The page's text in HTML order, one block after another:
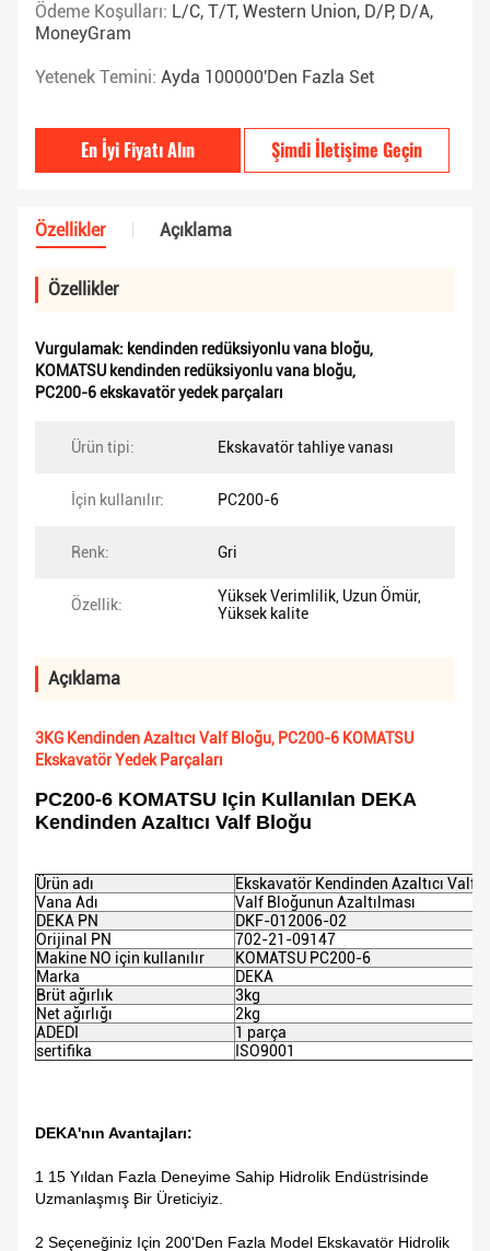
Ödeme Koşulları: L/C, T/T, Western Union, D/P, D/A,
MoneyGram
Yetenek Temini: Ayda 100000'den Fazla Set
En İyi Fiyatı Alın Şimdi İletişime Geçin
Özellikler Açıklama
Özellikler
Vurgulamak: kendinden redüksiyonlu vana bloğu,
KOMATSU kendinden redüksiyonlu vana bloğu,
PC200-6 ekskavatör yedek parçaları
Ürün tipi: Ekskavatör tahliye vanası
İçin kullanılır: PC200-6
Renk: Gri
Özellik:
Yüksek Verimlilik, Uzun Ömür,
Yüksek kalite
Açıklama
3KG Kendinden Azaltıcı Valf Bloğu, PC200-6 KOMATSU
Ekskavatör Yedek Parçaları
PC200-6 KOMATSU Için Kullanılan DEKA
Kendinden Azaltıcı Valf Bloğu
Ürün adı
Ekskavatör Kendinden Azaltıcı Valf
Vana Adı
Valf Bloğunun Azaltılması
DEKA PN
DKF-012006-02
Orijinal PN
702-21-09147
Makine NO için kullanılır
KOMATSU PC200-6
Marka
DEKA
Brüt ağırlık
3kg
Net ağırlığı
2kg
ADEDI
1 parça
sertifika
ISO9001
DEKA'nın Avantajları:
1 15 Yıldan Fazla Deneyime Sahip Hidrolik Endüstrisinde
Uzmanlaşmış Bir Üreticiyiz.
2 Seçeneğiniz Için 200'den Fazla Model Ekskavatör Hidrolik